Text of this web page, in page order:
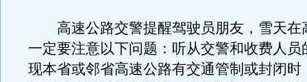
高速公路交警提醒驾驶员朋友，雪天在
一定要注意以下问题：听从交警和收费人员
现本省或邻省高速公路有交通管制或封闭时